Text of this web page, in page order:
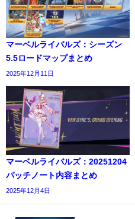
マーベルライバルズ：シーズン
5.5ロードマップまとめ
2025年12月11日
マーベルライバルズ：20251204
パッチノート内容まとめ
2025年12月4日